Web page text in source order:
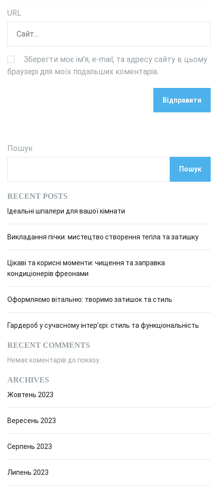
URL
Зберегти моє ім'я, e-mail, та адресу сайту в цьому
браузері для моїх подальших коментарів.
Пошук
Пошук
RECENT POSTS
Ідеальні шпалери для вашої кімнати
Викладання пічки: мистецтво створення тепла та затишку
Цікаві та корисні моменти: чищення та заправка
кондиціонерів фреонами
Оформляємо вітальню: творимо затишок та стиль
Гардероб у сучасному інтер’єрі: стиль та функціональність
RECENT COMMENTS
Немає коментарів до показу.
ARCHIVES
Жовтень 2023
Вересень 2023
Серпень 2023
Липень 2023